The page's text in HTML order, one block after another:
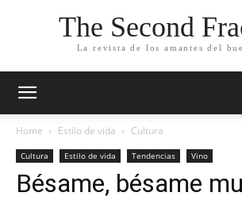
The Second
La revista de los amantes del
Home Estilo de vida Cultura
Cultura Estilo de vida Tendencias Vino
Bésame, bésame